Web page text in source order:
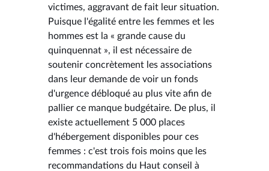
victimes, aggravant de fait leur situation.
Puisque l'égalité entre les femmes et les
hommes est la « grande cause du
quinquennat », il est nécessaire de
soutenir concrètement les associations
dans leur demande de voir un fonds
d'urgence débloqué au plus vite afin de
pallier ce manque budgétaire. De plus, il
existe actuellement 5 000 places
d'hébergement disponibles pour ces
femmes : c'est trois fois moins que les
recommandations du Haut conseil à